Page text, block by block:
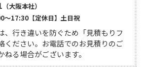
（大阪本社）
〜17:30【定休日】土日祝
、行き違いを防ぐため「見積もりフ
ください。お電話でのお見積りのご
る場合がございます。